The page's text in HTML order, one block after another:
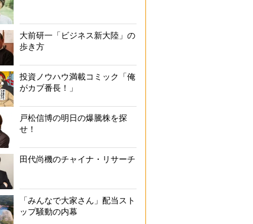
大前研一「ビジネス新大陸」の
歩き方
投資ノウハウ満載コミック「俺
がカブ番長！」
戸松信博の明日の爆騰株を探
せ！
田代尚機のチャイナ・リサーチ
「みんなで大家さん」配当スト
ップ騒動の内幕